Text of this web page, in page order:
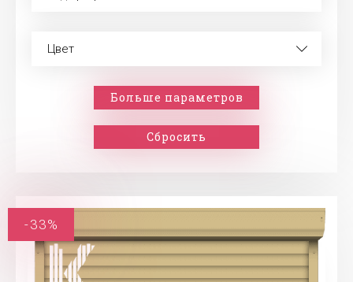
Цвет
Больше параметров
Сбросить
-33%